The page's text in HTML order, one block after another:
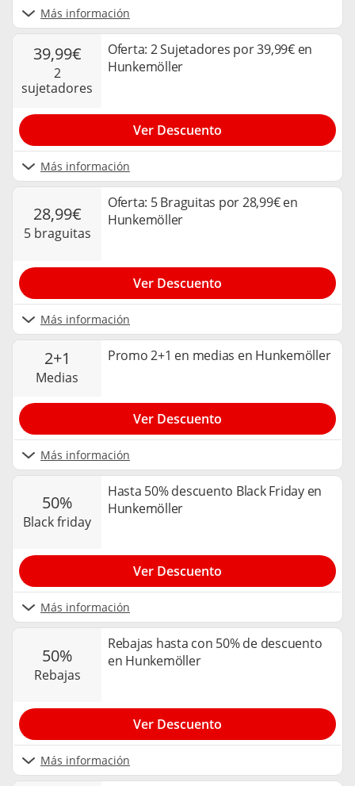
Más información
39,99€
2
sujetadores
Oferta: 2 Sujetadores por 39,99€ en
Hunkemöller
Más información
Ver Descuento
28,99€
5 braguitas
Oferta: 5 Braguitas por 28,99€ en
Hunkemöller
Más información
Ver Descuento
2+1
medias
Promo 2+1 en medias en Hunkemöller
Más información
Ver Descuento
50%
black friday
Hasta 50% descuento Black Friday en
Hunkemöller
Más información
Ver Descuento
50%
rebajas
Rebajas hasta con 50% de descuento
en Hunkemöller
Más información
Ver Descuento